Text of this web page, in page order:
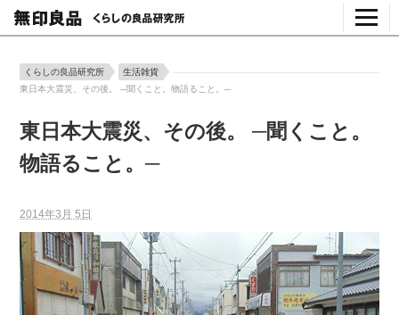
くらしの良品研究所
生活雑貨
東日本大震災、その後。 ─聞くこと。物語ること。─
東日本大震災、その後。 ─聞くこと。
物語ること。─
2014年3月 5日